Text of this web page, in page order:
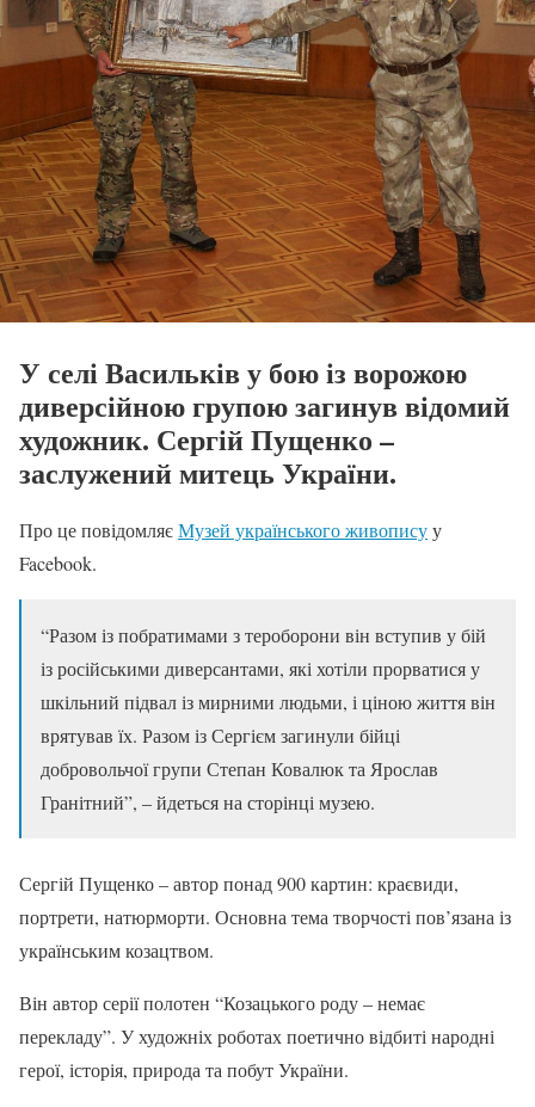
У селі Васильків у бою із ворожою
диверсійною групою загинув відомий
художник. Сергій Пущенко –
заслужений митець України.
Про це повідомляєМузей українського живописуу
Facebook.
“Разом із побратимами з тероборони він вступив у бій
із російськими диверсантами, які хотіли прорватися у
шкільний підвал із мирними людьми, і ціною життя він
врятував їх. Разом із Сергієм загинули бійці
добровольчої групи Степан Ковалюк та Ярослав
Гранітний”, – йдеться на сторінці музею.
Сергій Пущенко – автор понад 900 картин: краєвиди,
портрети, натюрморти. Основна тема творчості пов’язана із
українським козацтвом.
Він автор серії полотен “Козацького роду – немає
перекладу”. У художніх роботах поетично відбиті народні
герої, історія, природа та побут України.